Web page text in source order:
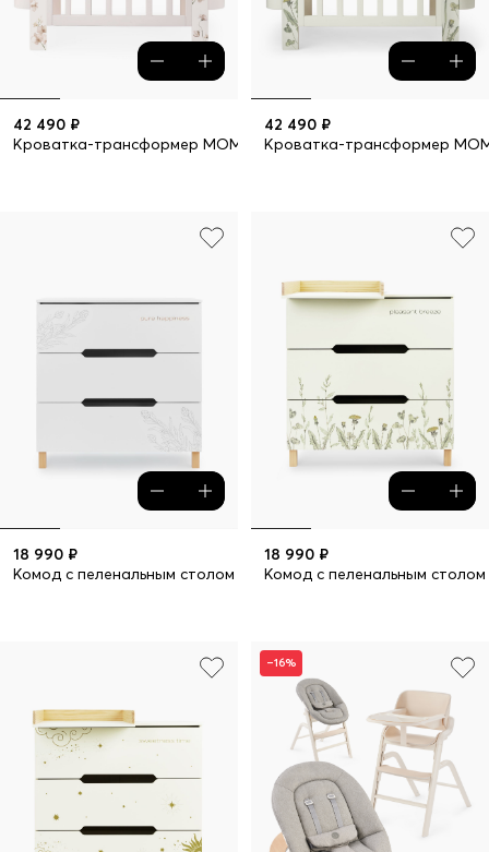
42 490 ₽
Кроватка-трансформер MOMMY LOVE
42 490 ₽
Кроватка-трансформер
18 990 ₽
Комод с пеленальным столом FIOKI
18 990 ₽
Комод с пеленальным столом
–16%